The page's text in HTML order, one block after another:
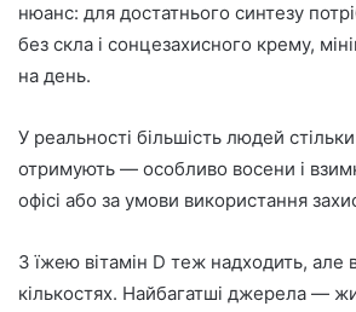
нюанс: для достатнього синтезу
без скла і сонцезахисного крему,
на день.
У реальності більшість людей
отримують — особливо восени і
офісі або за умови використання
З їжею вітамін D теж надходить, але
кількостях. Найбагатші джерела —